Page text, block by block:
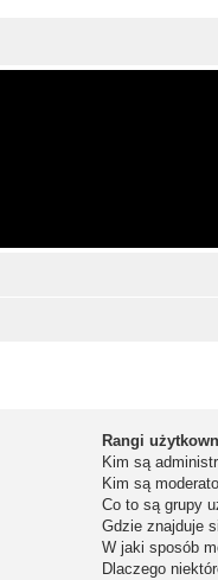
Rangi
Kim są
Kim są
Co to są grupy
Gdzie znajduje
W jaki sposób
Dlaczego